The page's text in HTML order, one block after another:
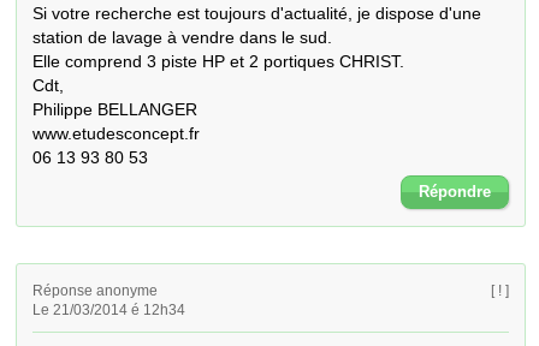
Si votre recherche est toujours d'actualité, je dispose d'une
station de lavage à vendre dans le sud.
Elle comprend 3 piste HP et 2 portiques CHRIST.
Cdt,
Philippe BELLANGER
www.etudesconcept.fr
06 13 93 80 53
Répondre
Réponse anonyme
Le 21/03/2014 é 12h34
[ ! ]